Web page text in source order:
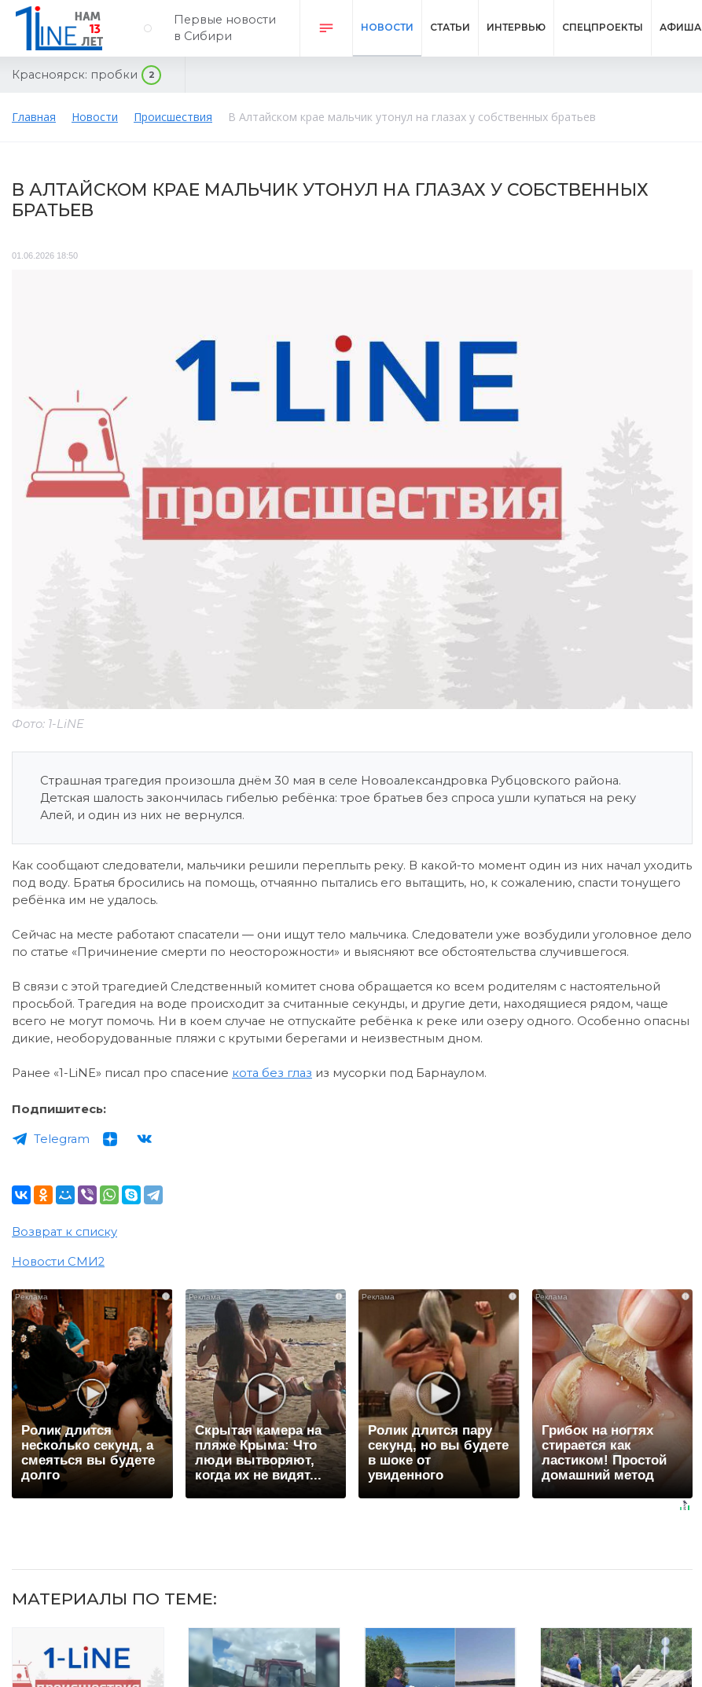
Первые новости
в Сибири
НОВОСТИ СТАТЬИ ИНТЕРВЬЮ СПЕЦПРОЕКТЫ АФИША
Красноярск: пробки 2
Главная Новости Происшествия В Алтайском крае мальчик утонул на глазах у собственных братьев
В АЛТАЙСКОМ КРАЕ МАЛЬЧИК УТОНУЛ НА ГЛАЗАХ У СОБСТВЕННЫХ
БРАТЬЕВ
01.06.2026 18:50
Фото: 1-LiNE
Страшная трагедия произошла днём 30 мая в селе Новоалександровка Рубцовского района.
Детская шалость закончилась гибелью ребёнка: трое братьев без спроса ушли купаться на реку
Алей, и один из них не вернулся.
Как сообщают следователи, мальчики решили переплыть реку. В какой-то момент один из них начал уходить
под воду. Братья бросились на помощь, отчаянно пытались его вытащить, но, к сожалению, спасти тонущего
ребёнка им не удалось.
Сейчас на месте работают спасатели — они ищут тело мальчика. Следователи уже возбудили уголовное дело
по статье «Причинение смерти по неосторожности» и выясняют все обстоятельства случившегося.
В связи с этой трагедией Следственный комитет снова обращается ко всем родителям с настоятельной
просьбой. Трагедия на воде происходит за считанные секунды, и другие дети, находящиеся рядом, чаще
всего не могут помочь. Ни в коем случае не отпускайте ребёнка к реке или озеру одного. Особенно опасны
дикие, необорудованные пляжи с крутыми берегами и неизвестным дном.
Ранее «1-LiNE» писал про спасение кота без глаз из мусорки под Барнаулом.
Подпишитесь:
Telegram
Возврат к списку
Новости СМИ2
i
Ролик длится
несколько секунд, а
смеяться вы будете
долго
i
Скрытая камера на
пляже Крыма: Что
люди вытворяют,
когда их не видят...
i
Ролик длится пару
секунд, но вы будете
в шоке от
увиденного
i
Грибок на ногтях
стирается как
ластиком! Простой
домашний метод
МАТЕРИАЛЫ ПО ТЕМЕ: